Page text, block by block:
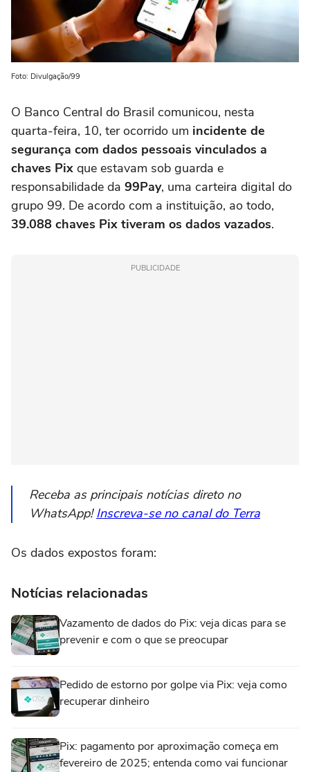
Foto: Divulgação/99
O Banco Central do Brasil comunicou, nesta
quarta-feira, 10, ter ocorrido um incidente de
segurança com dados pessoais vinculados a
chaves Pix que estavam sob guarda e
responsabilidade da 99Pay, uma carteira digital do
grupo 99. De acordo com a instituição, ao todo,
39.088 chaves Pix tiveram os dados vazados.
PUBLICIDADE
Receba as principais notícias direto no
WhatsApp!Inscreva-se no canal do Terra
Os dados expostos foram:
Notícias relacionadas
Vazamento de dados do Pix: veja dicas para se
prevenir e com o que se preocupar
Pedido de estorno por golpe via Pix: veja como
recuperar dinheiro
Pix: pagamento por aproximação começa em
fevereiro de 2025; entenda como vai funcionar